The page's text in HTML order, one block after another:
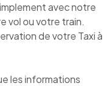
avec notre
vol ou votre train.
de votre Taxi à
les informations